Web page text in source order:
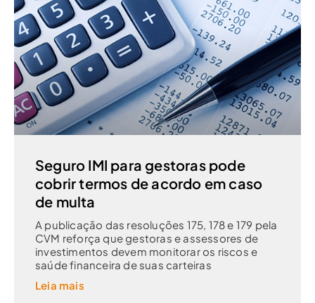
Seguro IMI para gestoras pode
cobrir termos de acordo em caso
de multa
A publicação das resoluções 175, 178 e 179 pela
CVM reforça que gestoras e assessores de
investimentos devem monitorar os riscos e
saúde financeira de suas carteiras
Leia mais